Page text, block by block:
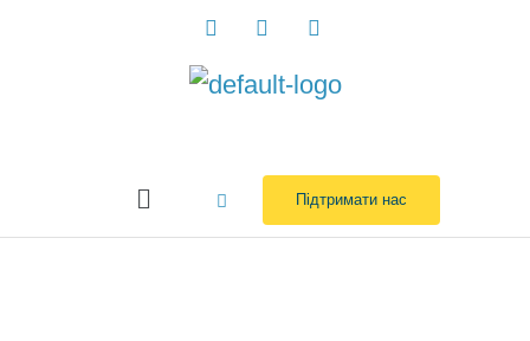
Menu Підтримати нас